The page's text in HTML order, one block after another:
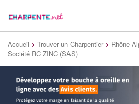
Accueil > Trouver un Charpentier > Rhône-
Société RC ZINC (SAS)